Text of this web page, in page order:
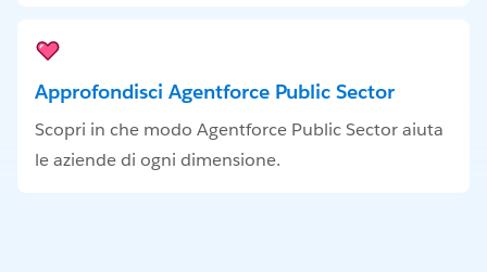
Approfondisci Agentforce Public Sector
Scopri in che modo Agentforce Public Sector aiuta
le aziende di ogni dimensione.